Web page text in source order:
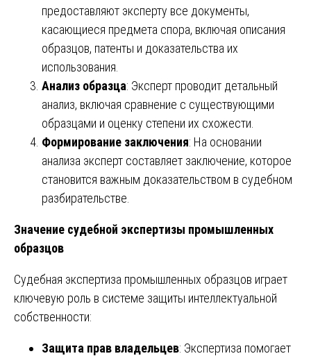
предоставляют эксперту все документы,
касающиеся предмета спора, включая описания
образцов, патенты и доказательства их
использования.
Анализ образца: Эксперт проводит детальный
анализ, включая сравнение с существующими
образцами и оценку степени их схожести.
Формирование заключения: На основании
анализа эксперт составляет заключение, которое
становится важным доказательством в судебном
разбирательстве.
Значение судебной экспертизы промышленных
образцов
Судебная экспертиза промышленных образцов играет
ключевую роль в системе защиты интеллектуальной
собственности:
Защита прав владельцев: Экспертиза помогает